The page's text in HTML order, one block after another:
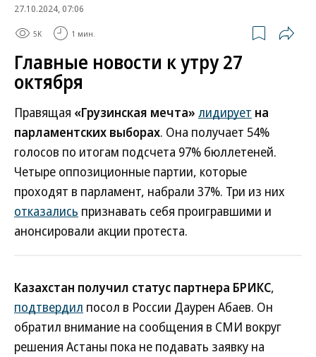
27.10.2024, 07:06
5K 1 мин.
Главные новости к утру 27
октября
Правящая «Грузинская мечта» лидирует на
парламентских выборах. Она получает 54%
голосов по итогам подсчета 97% бюллетеней.
Четыре оппозиционные партии, которые
проходят в парламент, набрали 37%. Три из них
отказались признавать себя проигравшими и
анонсировали акции протеста.
Казахстан получил статус партнера БРИКС,
подтвердил посол в России Даурен Абаев. Он
обратил внимание на сообщения в СМИ вокруг
решения Астаны пока не подавать заявку на